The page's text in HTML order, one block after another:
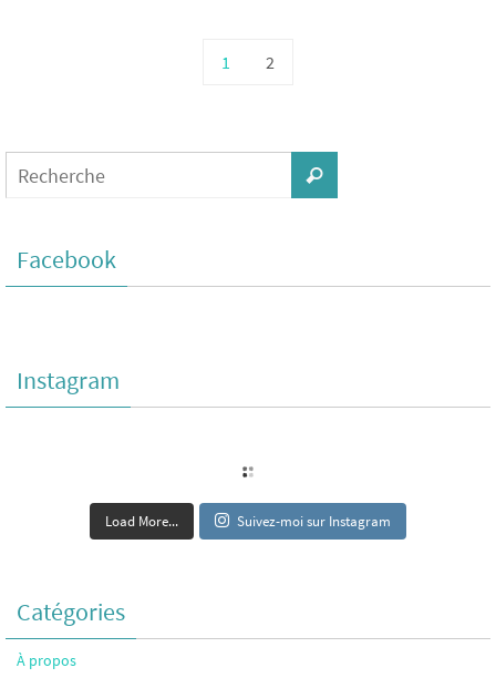
1 2
Facebook
Instagram
Load More... Suivez-moi sur Instagram
Catégories
À propos